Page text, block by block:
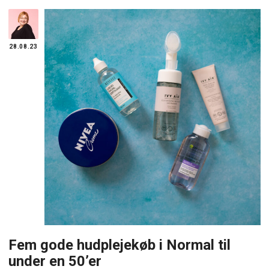
28.08.23
Fem gode hudplejekøb i Normal til
under en 50’er